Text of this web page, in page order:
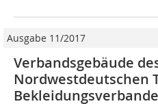
Ausgabe 11/2017
Verbandsgebäude
Nordwestdeutschen